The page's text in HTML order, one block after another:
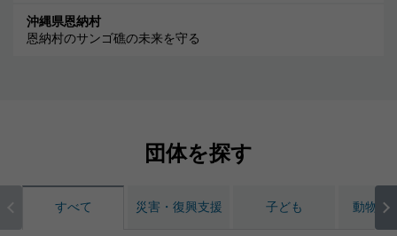
沖縄県恩納村
恩納村のサンゴ礁の未来を守る
団体を探す
すべて 災害・復興支援 子ども 動物・